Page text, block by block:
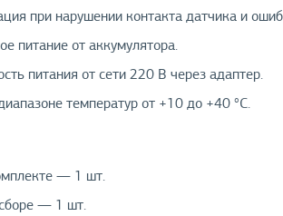
при нарушении контакта датчика и
питание от аккумулятора.
питания от сети 220 В через адаптер.
температур от +10 до +40 °С.
— 1 шт.
— 1 шт.